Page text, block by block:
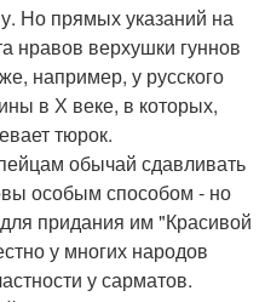
Но прямых указаний на
нравов верхушки гуннов
например, у русского
в Х веке, в которых,
тюрок.
обычай сдавливать
особым способом - но
придания им "Красивой
у многих народов
у сарматов.